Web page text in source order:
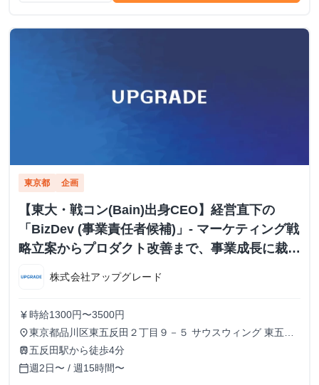
東京都 企画
【東大・戦コン(Bain)出身CEO】経営直下の
「BizDev (事業責任者候補)」- マーケティング戦
略立案からプロダクト改善まで、事業成長に裁量
株式会社アップグレード
currency_yen 時給1300円〜3500円
place東京都品川区東五反田２丁目９－５ サウスウィング 東五反
田５階
train 五反田駅から徒歩4分
calendar_today週2日〜 / 週15時間〜